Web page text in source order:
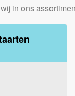
in ons